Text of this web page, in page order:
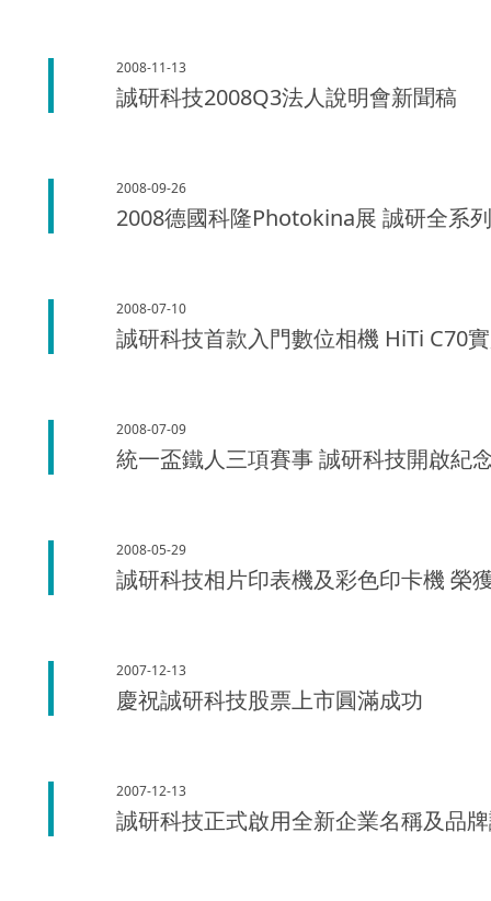
2008-11-13
誠研科技2008Q3法人說明會新聞稿
2008-09-26
2008德國科隆Photokina展 誠研全系
2008-07-10
誠研科技首款入門數位相機 HiTi C70
2008-07-09
統一盃鐵人三項賽事 誠研科技開啟紀
2008-05-29
誠研科技相片印表機及彩色印卡機 榮
2007-12-13
慶祝誠研科技股票上市圓滿成功
2007-12-13
誠研科技正式啟用全新企業名稱及品